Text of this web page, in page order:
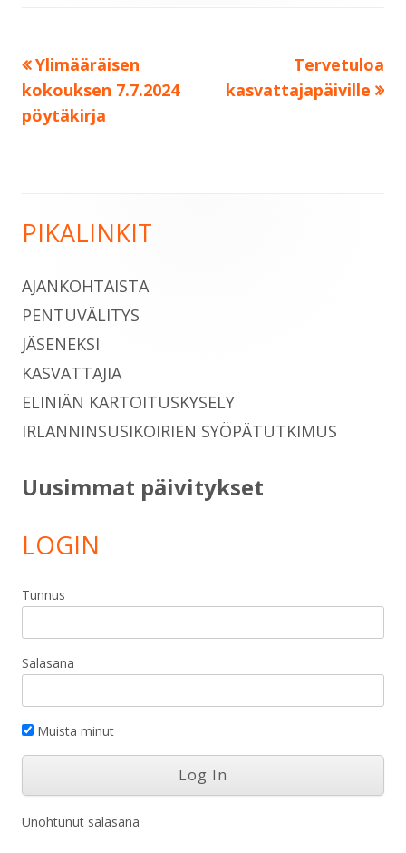
Artikkelien
selaus
Edellinen:
Ylimääräisen
kokouksen 7.7.2024
pöytäkirja
Seuraava:
Tervetuloa
kasvattajapäiville
Sivupalkki
PIKALINKIT
AJANKOHTAISTA
PENTUVÄLITYS
JÄSENEKSI
KASVATTAJIA
ELINIÄN KARTOITUSKYSELY
IRLANNINSUSIKOIRIEN SYÖPÄTUTKIMUS
Uusimmat päivitykset
LOGIN
Tunnus
Salasana
Muista minut
Unohtunut salasana